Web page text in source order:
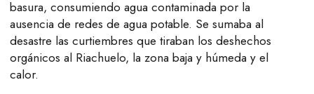
basura, consumiendo agua contaminada por la
ausencia de redes de agua potable. Se sumaba al
desastre las curtiembres que tiraban los deshechos
orgánicos al Riachuelo, la zona baja y húmeda y el
calor.